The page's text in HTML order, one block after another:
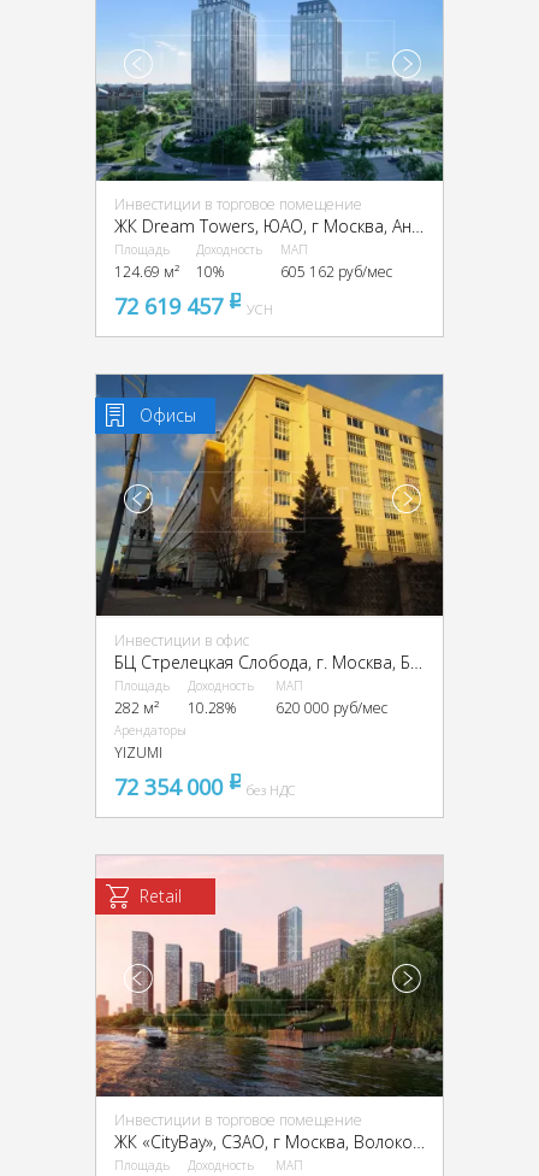
Инвестиции в торговое помещение
ЖК Dream Towers, ЮАО, г Москва, Андропова пр-т, вл. 9/1
Площадь
124.69 м²
Доходность
10%
МАП
605 162 руб/мес
72 619 457 pуб
УСН
Офисы
Инвестиции в офис
Площадь
282 м²
Доходность
10.28%
МАП
620 000 руб/мес
Арендаторы
YIZUMI
72 354 000 pуббез НДС
Retail
Инвестиции в торговое помещение
ЖК «CityBay», CЗАО, г Москва, Волоколамское ш., 95
Площадь Доходность МАП